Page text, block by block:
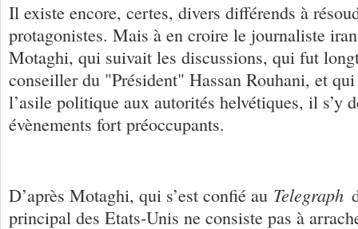
Il existe encore, certes, divers différends à
protagonistes. Mais à en croire le journaliste
Motaghi, qui suivait les discussions, qui fut
conseiller du "Président" Hassan Rouhani, et
l’asile politique aux autorités helvétiques, il s’y
évènements fort préoccupants.
D’après Motaghi, qui s’est confié au Telegraph
principal des Etats-Unis ne consiste pas à